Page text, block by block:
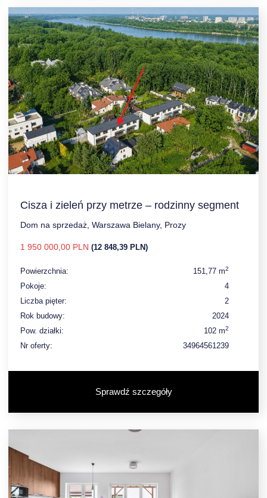
Cisza i zieleń przy metrze – rodzinny segment
Dom na sprzedaż, Warszawa Bielany, Prozy
1 950 000,00 PLN (12 848,39 PLN)
Powierzchnia: 151,77 m2
Pokoje:
4
Liczba pięter:
2
Rok budowy:
2024
Pow. działki:
102 m2
Nr oferty: 34964561239
Sprawdź szczegóły